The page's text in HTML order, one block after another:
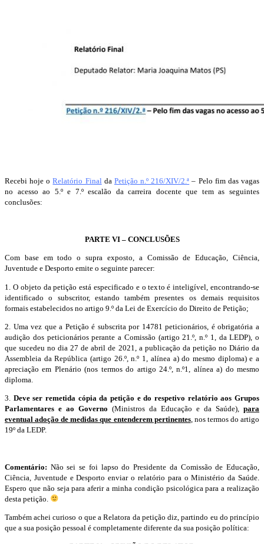
Recebi hoje oRelatório Finalda Petição n.º 216/XIV/2.ª – Pelo fim das vagas
no acesso ao 5.º e 7.º escalão da carreira docente que tem as seguintes
conclusões:
PARTE VI – CONCLUSÕES
Com base em todo o supra exposto, a Comissão de Educação, Ciência,
Juventude e Desporto emite o seguinte parecer:
1. O objeto da petição está especificado e o texto é inteligível, encontrando-se
identificado o subscritor, estando também presentes os demais requisitos
formais estabelecidos no artigo 9.º da Lei de Exercício do Direito de Petição;
2. Uma vez que a Petição é subscrita por 14781 peticionários, é obrigatória a
audição dos peticionários perante a Comissão (artigo 21.º, n.º 1, da LEDP), o
que sucedeu no dia 27 de abril de 2021, a publicação da petição no Diário da
Assembleia da República (artigo 26.º, n.º 1, alínea a) do mesmo diploma) e a
apreciação em Plenário (nos termos do artigo 24.º, n.º1, alínea a) do mesmo
diploma.
3. Deve ser remetida cópia da petição e do respetivo relatório aos Grupos
Parlamentares e ao Governo (Ministros da Educação e da Saúde), para
eventual adoção de medidas que entenderem pertinentes, nos termos do artigo
19º da LEDP.
Comentário: Não sei se foi lapso do Presidente da Comissão de Educação,
Ciência, Juventude e Desporto enviar o relatório para o Ministério da Saúde.
Espero que não seja para aferir a minha condição psicológica para a realização
desta petição.
Também achei curioso o que a Relatora da petição diz, partindo eu do princípio
que a sua posição pessoal é completamente diferente da sua posição política: